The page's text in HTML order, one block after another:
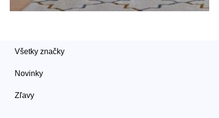
Všetky značky
Novinky
Zľavy